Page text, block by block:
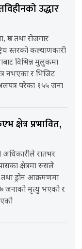
उद्धार
श्रम तथा रोजगार
स्तरको कल्याणकारी
विभिन्न मुलुकमा
नभएका र भिजिट
परेका १५५ जना
क्षेत्र प्रभावित,
अधिकारीले रातभर
क्षेत्रमा रुसले
तथा ड्रोन आक्रमणमा
जनाको मृत्यु भएको र